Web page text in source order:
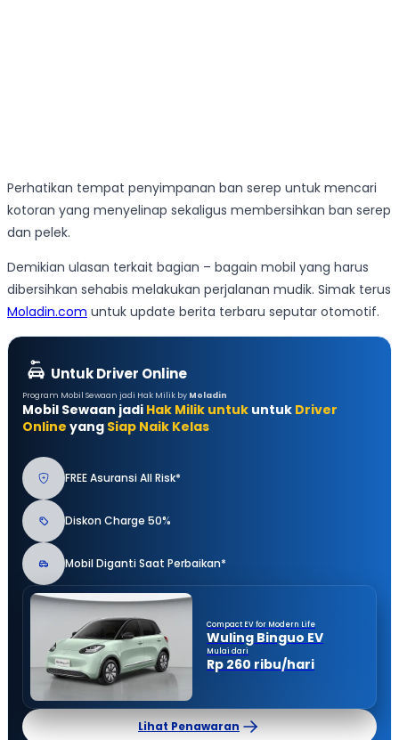
Perhatikan tempat penyimpanan ban serep untuk mencari
kotoran yang menyelinap sekaligus membersihkan ban serep
dan pelek.
Demikian ulasan terkait bagian – bagain mobil yang harus
dibersihkan sehabis melakukan perjalanan mudik. Simak terus
Moladin.com untuk update berita terbaru seputar otomotif.
Untuk Driver Online
Program Mobil Sewaan jadi Hak Milik by Moladin
Mobil Sewaan jadi Hak Milik untuk untuk Driver
Online yang Siap Naik Kelas
FREE Asuransi All Risk*
Diskon Charge 50%
Mobil Diganti Saat Perbaikan*
Compact EV for Modern Life
Wuling Binguo EV
Mulai dari
Rp 260 ribu/hari
Lihat Penawaran